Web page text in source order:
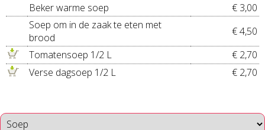
Beker warme soep
€ 3,00
Soep om in de zaak te eten met
brood
€ 4,50
Tomatensoep 1/2 L
€ 2,70
Verse dagsoep 1/2 L
€ 2,70